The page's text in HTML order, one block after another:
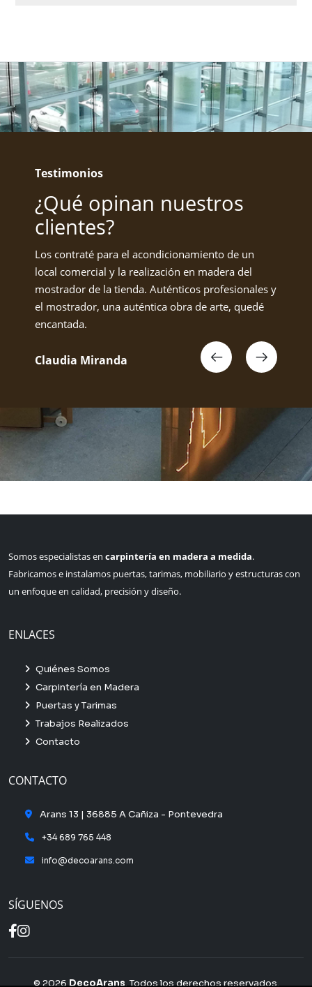
Testimonios
¿Qué opinan nuestros
clientes?
Los contraté para el acondicionamiento de un
local comercial y la realización en madera del
mostrador de la tienda. Auténticos profesionales y
el mostrador, una auténtica obra de arte, quedé
encantada.
Claudia Miranda
Somos especialistas en carpintería en madera a medida.
Fabricamos e instalamos puertas, tarimas, mobiliario y estructuras con
un enfoque en calidad, precisión y diseño.
ENLACES
Quiénes Somos
Carpintería en Madera
Puertas y Tarimas
Trabajos Realizados
Contacto
CONTACTO
Arans 13 | 36885 A Cañiza - Pontevedra
+34 689 765 448
info@decoarans.com
SÍGUENOS
© 2026DecoArans. Todos los derechos reservados.